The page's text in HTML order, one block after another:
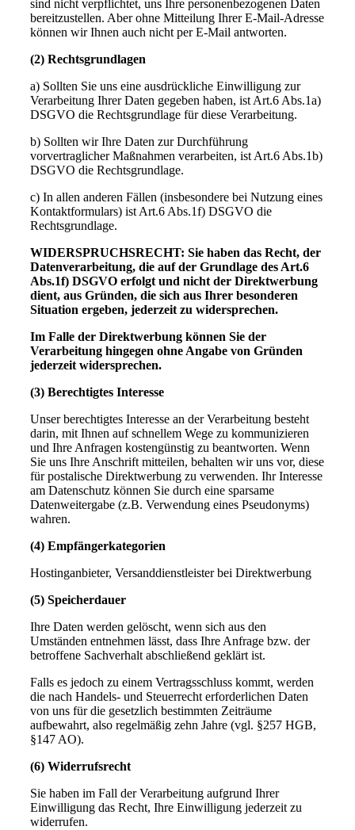
sind nicht verpflichtet, uns Ihre personenbezogenen Daten
bereitzustellen. Aber ohne Mitteilung Ihrer E-Mail-Adresse
können wir Ihnen auch nicht per E-Mail antworten.
(2) Rechtsgrundlagen
a) Sollten Sie uns eine ausdrückliche Einwilligung zur
Verarbeitung Ihrer Daten gegeben haben, ist Art.6 Abs.1a)
DSGVO die Rechtsgrundlage für diese Verarbeitung.
b) Sollten wir Ihre Daten zur Durchführung
vorvertraglicher Maßnahmen verarbeiten, ist Art.6 Abs.1b)
DSGVO die Rechtsgrundlage.
c) In allen anderen Fällen (insbesondere bei Nutzung eines
Kontaktformulars) ist Art.6 Abs.1f) DSGVO die
Rechtsgrundlage.
WIDERSPRUCHSRECHT: Sie haben das Recht, der
Datenverarbeitung, die auf der Grundlage des Art.6
Abs.1f) DSGVO erfolgt und nicht der Direktwerbung
dient, aus Gründen, die sich aus Ihrer besonderen
Situation ergeben, jederzeit zu widersprechen.
Im Falle der Direktwerbung können Sie der
Verarbeitung hingegen ohne Angabe von Gründen
jederzeit widersprechen.
(3) Berechtigtes Interesse
Unser berechtigtes Interesse an der Verarbeitung besteht
darin, mit Ihnen auf schnellem Wege zu kommunizieren
und Ihre Anfragen kostengünstig zu beantworten. Wenn
Sie uns Ihre Anschrift mitteilen, behalten wir uns vor, diese
für postalische Direktwerbung zu verwenden. Ihr Interesse
am Datenschutz können Sie durch eine sparsame
Datenweitergabe (z.B. Verwendung eines Pseudonyms)
wahren.
(4) Empfängerkategorien
Hostinganbieter, Versanddienstleister bei Direktwerbung
(5) Speicherdauer
Ihre Daten werden gelöscht, wenn sich aus den
Umständen entnehmen lässt, dass Ihre Anfrage bzw. der
betroffene Sachverhalt abschließend geklärt ist.
Falls es jedoch zu einem Vertragsschluss kommt, werden
die nach Handels- und Steuerrecht erforderlichen Daten
von uns für die gesetzlich bestimmten Zeiträume
aufbewahrt, also regelmäßig zehn Jahre (vgl. §257 HGB,
§147 AO).
(6) Widerrufsrecht
Sie haben im Fall der Verarbeitung aufgrund Ihrer
Einwilligung das Recht, Ihre Einwilligung jederzeit zu
widerrufen.